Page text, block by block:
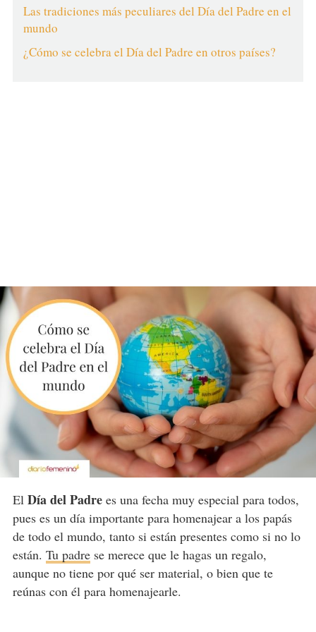
Las tradiciones más peculiares del Día del Padre en el
mundo
¿Cómo se celebra el Día del Padre en otros países?
El Día del Padrees una fecha muy especial para todos,
pues es un día importante para homenajear a los papás
de todo el mundo, tanto si están presentes como si no lo
están. Tu padrese merece que le hagas un regalo,
aunque no tiene por qué ser material, o bien que te
reúnas con él para homenajearle.